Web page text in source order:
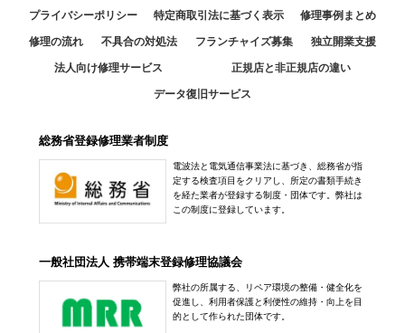
プライバシーポリシー 特定商取引法に基づく表示 修理事例まとめ
修理の流れ 不具合の対処法 フランチャイズ募集 独立開業支援
法人向け修理サービス 正規店と非正規店の違い
データ復旧サービス
総務省登録修理業者制度
電波法と電気通信事業法に基づき、総務省が指
定する検査項目をクリアし、所定の書類手続き
を経た業者が登録する制度・団体です。弊社は
この制度に登録しています。
一般社団法人 携帯端末登録修理協議会
弊社の所属する、リペア環境の整備・健全化を
促進し、利用者保護と利便性の維持・向上を目
的として作られた団体です。